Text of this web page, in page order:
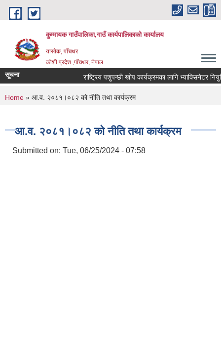
Skip to main content
कुम्मायक गाउँपालिका,गाउँ कार्यपालिकाको कार्यालय
यासोक, पाँचथर
कोशी प्रदेश ,पाँचथर, नेपाल
सूचना राष्ट्रिय पशुपन्छी खोप कार्यक्रमका लागि भ्याक्सिनेटर
You are here
Home » आ.व. २०८१।०८२ को नीति तथा कार्यक्रम
आ.व. २०८१।०८२ को नीति तथा कार्यक्रम
Submitted on: Tue, 06/25/2024 - 07:58